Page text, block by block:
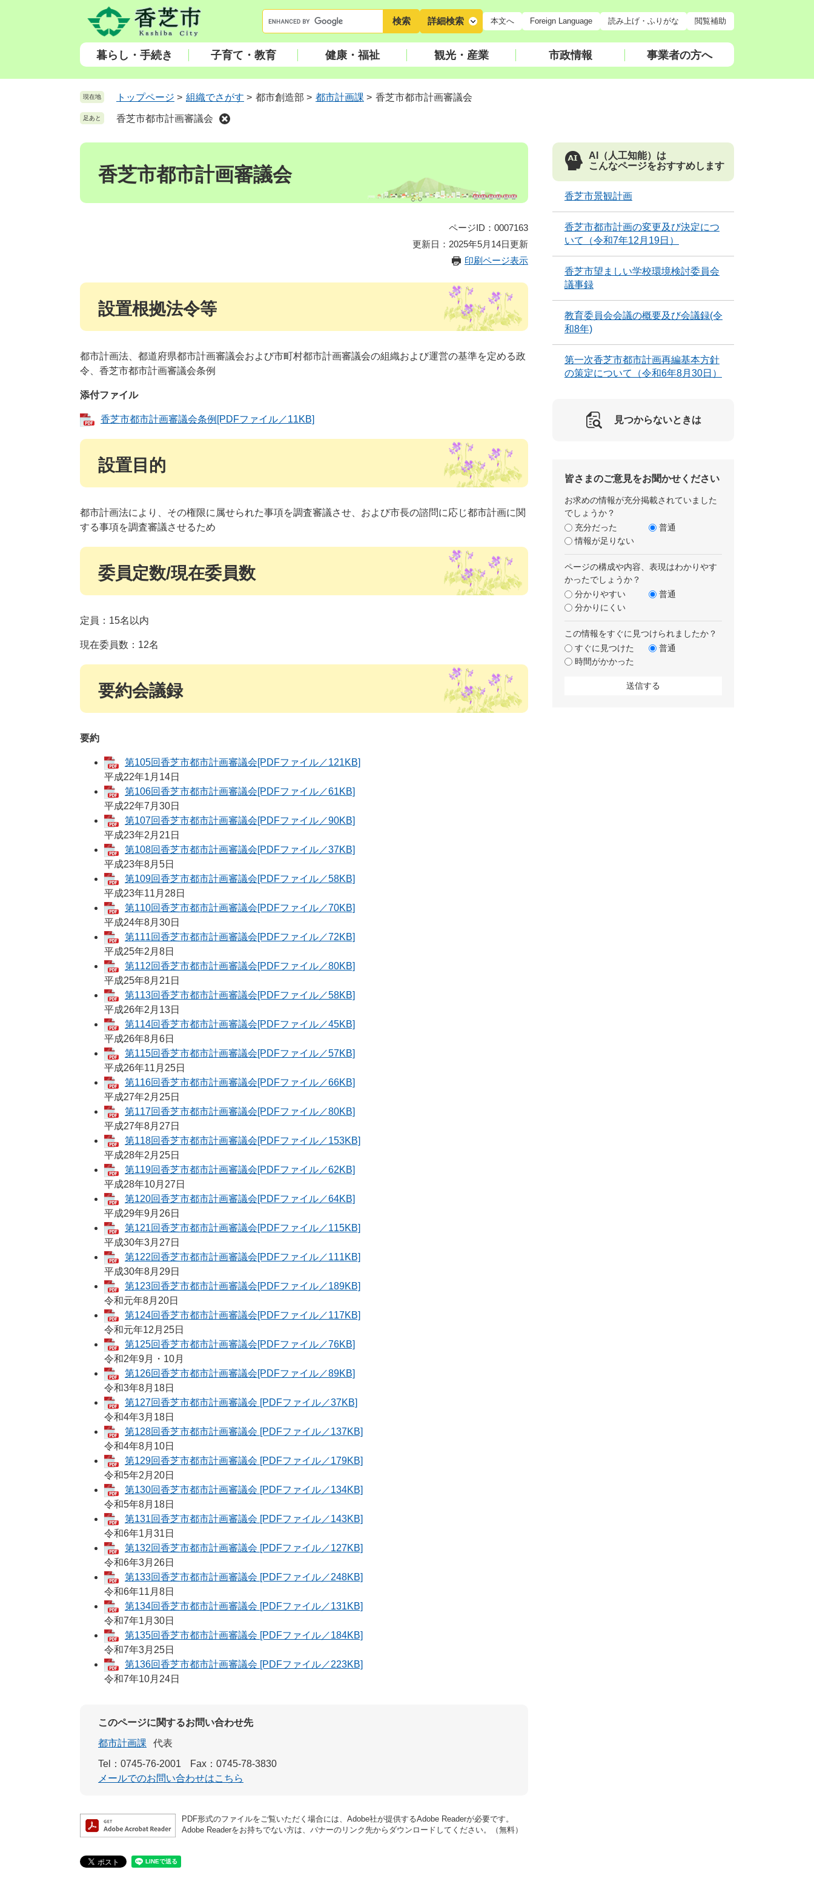
頭
飛
ー
ワ
ー
索
詳細検索 本文へ Foreign Language 読み上げ・ふりがな 閲覧補助
暮らし・手続き 子育て・教育 健康・福祉 観光・産業 市政情報 事業者の方へ
現在地 トップページ > 組織でさがす > 都市創造部 > 都市計画課 > 香芝市都市計画審議会
足あと 香芝市都市計画審議会
本
香芝市都市計画審議会
ページID：0007163
更新日：2025年5月14日更新
印刷ページ表示
設置根拠法令等
都市計画法、都道府県都市計画審議会および市町村都市計画審議会の組織および運営の基準を定める政
令、香芝市都市計画審議会条例
添付ファイル
香芝市都市計画審議会条例[PDFファイル／11KB]
設置目的
都市計画法により、その権限に属せられた事項を調査審議させ、および市長の諮問に応じ都市計画に関
する事項を調査審議させるため
委員定数/現在委員数
定員：15名以内
現在委員数：12名
要約会議録
要約
第105回香芝市都市計画審議会[PDFファイル／121KB]
平成22年1月14日
第106回香芝市都市計画審議会[PDFファイル／61KB]
平成22年7月30日
第107回香芝市都市計画審議会[PDFファイル／90KB]
平成23年2月21日
第108回香芝市都市計画審議会[PDFファイル／37KB]
平成23年8月5日
第109回香芝市都市計画審議会[PDFファイル／58KB]
平成23年11月28日
第110回香芝市都市計画審議会[PDFファイル／70KB]
平成24年8月30日
第111回香芝市都市計画審議会[PDFファイル／72KB]
平成25年2月8日
第112回香芝市都市計画審議会[PDFファイル／80KB]
平成25年8月21日
第113回香芝市都市計画審議会[PDFファイル／58KB]
平成26年2月13日
第114回香芝市都市計画審議会[PDFファイル／45KB]
平成26年8月6日
第115回香芝市都市計画審議会[PDFファイル／57KB]
平成26年11月25日
第116回香芝市都市計画審議会[PDFファイル／66KB]
平成27年2月25日
第117回香芝市都市計画審議会[PDFファイル／80KB]
平成27年8月27日
第118回香芝市都市計画審議会[PDFファイル／153KB]
平成28年2月25日
第119回香芝市都市計画審議会[PDFファイル／62KB]
平成28年10月27日
第120回香芝市都市計画審議会[PDFファイル／64KB]
平成29年9月26日
第121回香芝市都市計画審議会[PDFファイル／115KB]
平成30年3月27日
第122回香芝市都市計画審議会[PDFファイル／111KB]
平成30年8月29日
第123回香芝市都市計画審議会[PDFファイル／189KB]
令和元年8月20日
第124回香芝市都市計画審議会[PDFファイル／117KB]
令和元年12月25日
第125回香芝市都市計画審議会[PDFファイル／76KB]
令和2年9月・10月
第126回香芝市都市計画審議会[PDFファイル／89KB]
令和3年8月18日
第127回香芝市都市計画審議会 [PDFファイル／37KB]
令和4年3月18日
第128回香芝市都市計画審議会 [PDFファイル／137KB]
令和4年8月10日
第129回香芝市都市計画審議会 [PDFファイル／179KB]
令和5年2月20日
第130回香芝市都市計画審議会 [PDFファイル／134KB]
令和5年8月18日
第131回香芝市都市計画審議会 [PDFファイル／143KB]
令和6年1月31日
第132回香芝市都市計画審議会 [PDFファイル／127KB]
令和6年3月26日
第133回香芝市都市計画審議会 [PDFファイル／248KB]
令和6年11月8日
第134回香芝市都市計画審議会 [PDFファイル／131KB]
令和7年1月30日
第135回香芝市都市計画審議会 [PDFファイル／184KB]
令和7年3月25日
第136回香芝市都市計画審議会 [PDFファイル／223KB]
令和7年10月24日
このページに関するお問い合わせ先
都市計画課
代表
Tel：0745-76-2001
Fax：0745-78-3830
メールでのお問い合わせはこちら
PDF形式のファイルをご覧いただく場合には、Adobe社が提供するAdobe Readerが必要です。
Adobe Readerをお持ちでない方は、バナーのリンク先からダウンロードしてください。（無料）
AI（人工知能）は
こんなページをおすすめします
香芝市景観計画
香芝市都市計画の変更及び決定につ
いて（令和7年12月19日）
香芝市望ましい学校環境検討委員会
議事録
教育委員会会議の概要及び会議録(令
和8年)
第一次香芝市都市計画再編基本方針
の策定について（令和6年8月30日）
見つからないときは
皆さまのご意見をお聞かせください
お求めの情報が充分掲載されていました
でしょうか？
充分だった
普通
情報が足りない
ページの構成や内容、表現はわかりやす
かったでしょうか？
分かりやすい
普通
分かりにくい
この情報をすぐに見つけられましたか？
すぐに見つけた
普通
時間がかかった